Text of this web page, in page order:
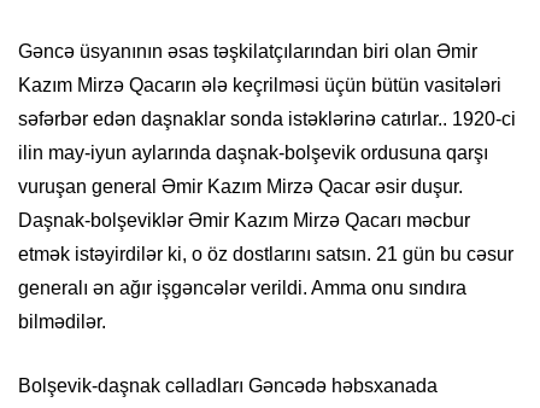
Gəncə üsyanının əsas təşkilatçılarından biri olan Əmir
Kazım Mirzə Qacarın ələ keçrilməsi üçün bütün vasitələri
səfərbər edən daşnaklar sonda istəklərinə catırlar.. 1920-ci
ilin may-iyun aylarında daşnak-bolşevik ordusuna qarşı
vuruşan general Əmir Kazım Mirzə Qacar əsir duşur.
Daşnak-bolşeviklər Əmir Kazım Mirzə Qacarı məcbur
etmək istəyirdilər ki, o öz dostlarını satsın. 21 gün bu cəsur
generalı ən ağır işgəncələr verildi. Amma onu sındıra
bilmədilər.
Bolşevik-daşnak cəlladları Gəncədə həbsxanada